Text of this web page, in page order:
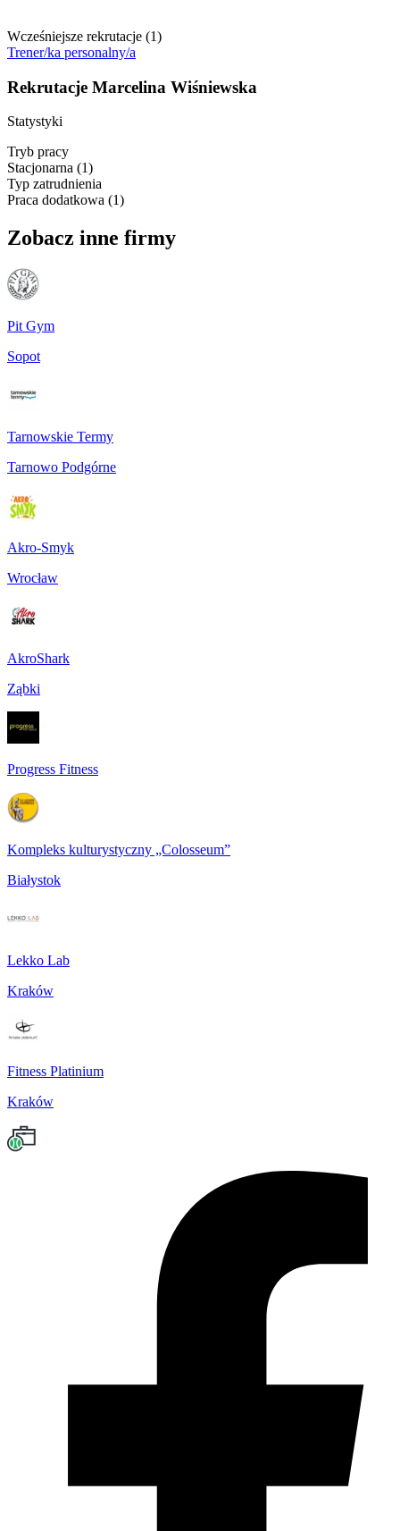
Wcześniejsze rekrutacje (1)
Trener/ka personalny/a
Rekrutacje Marcelina Wiśniewska
Statystyki
Tryb pracy
Stacjonarna (1)
Typ zatrudnienia
Praca dodatkowa (1)
Zobacz inne firmy
Pit Gym
Sopot
Tarnowskie Termy
Tarnowo Podgórne
Akro-Smyk
Wrocław
AkroShark
Ząbki
Progress Fitness
Kompleks kulturystyczny „Colosseum”
Białystok
Lekko Lab
Kraków
Fitness Platinium
Kraków